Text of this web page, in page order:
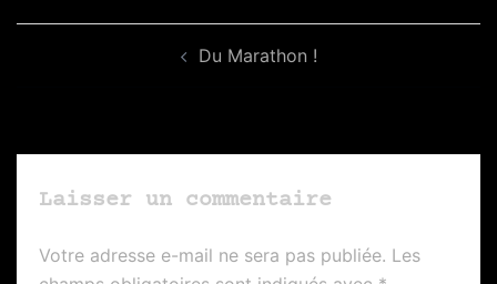
Du Marathon !
Laisser un commentaire
Votre adresse e-mail ne sera pas publiée. Les